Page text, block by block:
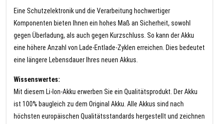
Eine Schutzelektronik und die Verarbeitung hochwertiger
Komponenten bieten Ihnen ein hohes Maß an Sicherheit, sowohl
gegen Überladung, als auch gegen Kurzschluss. So kann der Akku
eine höhere Anzahl von Lade-Entlade-Zyklen erreichen. Dies bedeutet
eine längere Lebensdauer Ihres neuen Akkus.
Wissenswertes:
Mit diesem Li-Ion-Akku erwerben Sie ein Qualitätsprodukt. Der Akku
ist 100% baugleich zu dem Original Akku. Alle Akkus sind nach
höchsten europäischen Qualitätsstandards hergestellt und zeichnen